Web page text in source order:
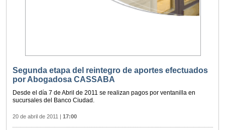
Segunda etapa del reintegro de aportes efectuados
por Abogadosa CASSABA
Desde el día 7 de Abril de 2011 se realizan pagos por ventanilla en
sucursales del Banco Ciudad.
20 de abril de 2011 17:00